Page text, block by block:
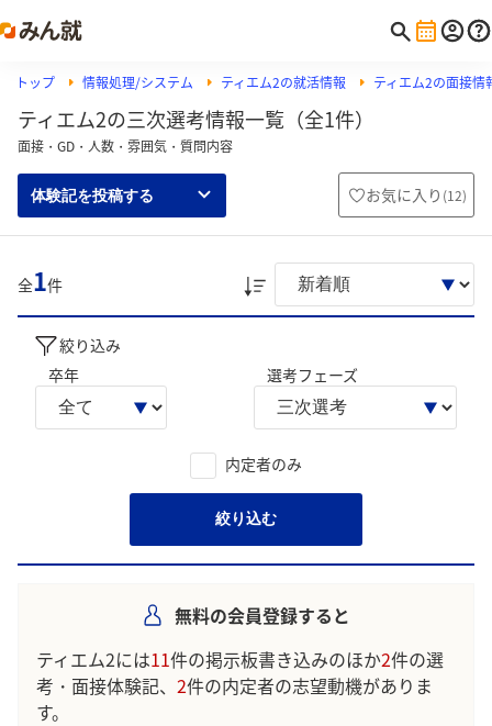
トップ 情報処理/システム ティエム2の就活情報 ティエム2の面接情
ティエム2の三次選考情報一覧（全1件）
面接・GD・人数・雰囲気・質問内容
体験記を投稿する お気に入り (12)
全1件
絞り込み
卒年
選考フェーズ
内定者のみ
絞り込む
無料の会員登録すると
ティエム2には11件の掲示板書き込みのほか2件の選
考・面接体験記、 2件の内定者の志望動機がありま
す。